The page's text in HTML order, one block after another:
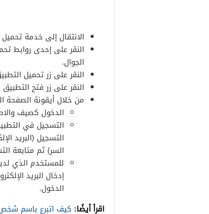
الانتقال إلى خدمة
النقر على إحدى روابط
الجوال.
النقر على زر تحميل
النقر على زر فتح
من خلال أيقونة الصفحة
الدخول كصيف
التسجيل في
التسجيل (البريد
السر) ثم متابعة
للمستخدم الذي
إدخال البريد
الدخول.
اقرأ أيضًا: كيف اتبرع باسم